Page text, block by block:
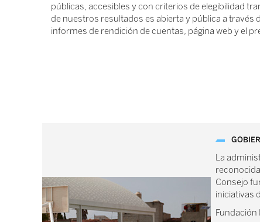
públicas, accesibles y con criterios de elegibilidad
de nuestros resultados es abierta y pública a través
informes de rendición de cuentas, página web y el
La
Consejo
iniciativas
Fundación